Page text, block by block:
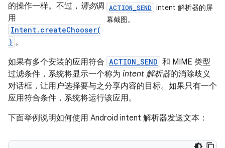
ACTION_SEND intent 解析器的屏
幕截图。
的操作一样。不过， 请勿调
用
Intent.createChooser(
) 。
如果有多个安装的应用符合 ACTION_SEND 和 MIME 类型
过滤条件，系统将显示一个称为 intent 解析器的消除歧义
对话框，让用户选择要与之分享内容的目标。如果只有一个
应用符合条件，系统将运行该应用。
下面举例说明如何使用 Android intent 解析器发送文本：